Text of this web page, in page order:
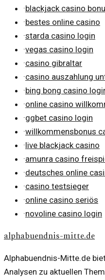
·blackjack casino
·bestes online casino
·starda casino login
·vegas casino login
·casino gibraltar
·casino auszahlung
·bing bong casino
·online casino
·ggbet casino login
·willkommensbonus
·live blackjack casino
·amunra casino
·deutsches online
·casino testsieger
·online casino seriös
·novoline casino login
alphabuendnis-mitte.de
Alphabuendnis-Mitte.de
Analysen zu aktuellen